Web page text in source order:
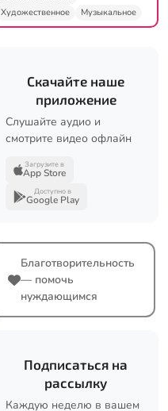
Художественное
Музыкальное
Скачайте наше
приложение
Слушайте аудио и
смотрите видео офлайн
Загрузите в
App Store
Доступно в
Google Play
Благотворительность
— помочь
нуждающимся
Подписаться на
рассылку
Каждую неделю в вашем